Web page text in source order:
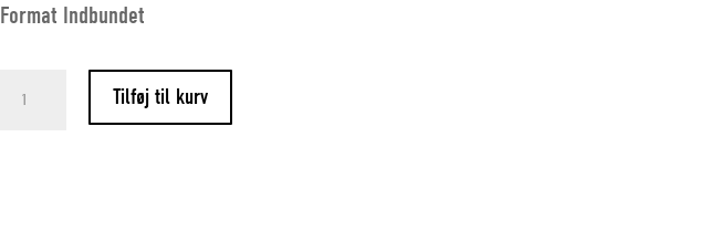
Format Indbundet
FynbomalerneTilføj til kurv